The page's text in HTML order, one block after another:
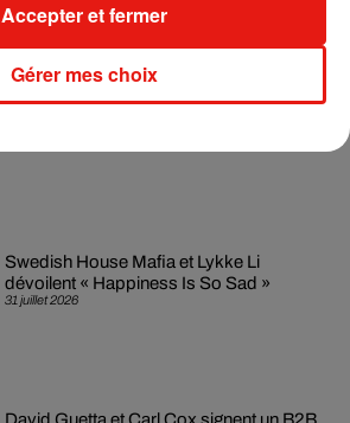
Fred again.. et Latin Mafia dévoilent enfin
31 juillet 2026
Swedish House Mafia et Lykke Li
dévoilent « Happiness Is So Sad »
Gérer mes choix
Accepter et fermer